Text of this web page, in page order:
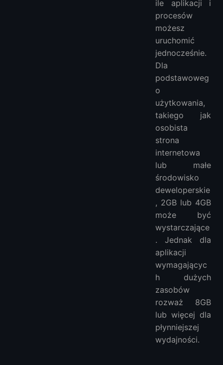
ile aplikacji i
procesów
możesz
uruchomić
jednocześnie.
Dla
podstawoweg
o
użytkowania,
takiego jak
osobista
strona
internetowa
lub małe
środowisko
deweloperskie
, 2GB lub 4GB
może być
wystarczające
. Jednak dla
aplikacji
wymagającyc
h dużych
zasobów
rozważ 8GB
lub więcej dla
płynniejszej
wydajności.